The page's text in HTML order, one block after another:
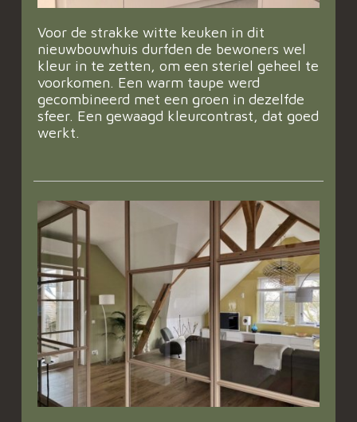
Voor de strakke witte keuken in dit
nieuwbouwhuis durfden de bewoners wel
kleur in te zetten, om een steriel geheel te
voorkomen. Een warm taupe werd
gecombineerd met een groen in dezelfde
sfeer. Een gewaagd kleurcontrast, dat goed
werkt.